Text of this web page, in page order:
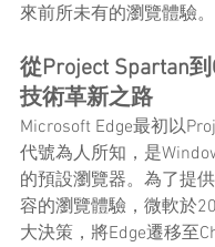
來前所未有的瀏覽體驗。
從Project Spartan到
技術革新之路
Microsoft Edge最初以
代號為人所知，是
的預設瀏覽器。為了提
容的瀏覽體驗，微軟於
大決策，將Edge遷移至